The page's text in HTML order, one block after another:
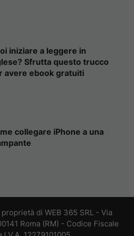
iniziare a leggere in
Sfrutta questo trucco
avere ebook gratuiti
collegare iPhone a una
di WEB 365 SRL - Via
Roma (RM) - Codice Fiscale